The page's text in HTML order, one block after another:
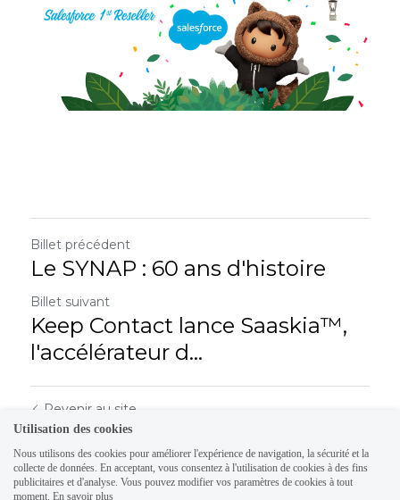
Billet précédent
Le SYNAP : 60 ans d'histoire
Billet suivant
Keep Contact lance Saaskia™️,
l'accélérateur d...
Revenir au site
Utilisation des cookies
Nous utilisons des cookies pour améliorer l'expérience de navigation, la sécurité et la
collecte de données. En acceptant, vous consentez à l'utilisation de cookies à des fins
publicitaires et d'analyse. Vous pouvez modifier vos paramètres de cookies à tout
moment. En savoir plus